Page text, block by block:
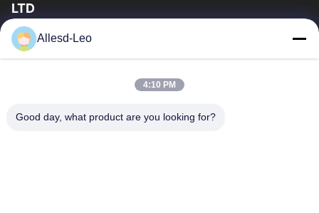
LTD
16 বছরের অভিজ্ঞতা, ESD এবং Cleanroom পণ্যগুলির একটি নেতৃস্থানীয়
প্রস্তুতকারক এবং রপ্তানিকারক হিসাবে, আমরা ESD এবং Cleanroom সরঞ্জাম এবং
বাড়ি
পণ্য
Allesd-Leo
4:10 PM
Good day, what product are you looking for?